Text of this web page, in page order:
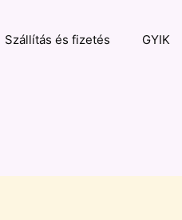
Szállítás és fizetés GYIK